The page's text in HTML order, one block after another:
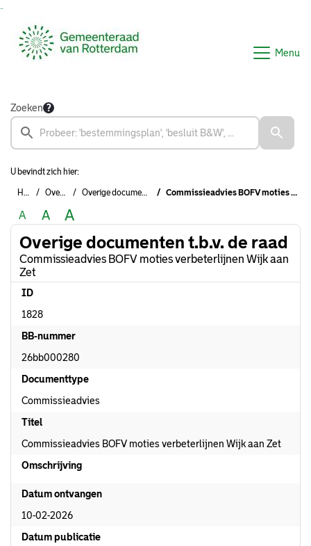
Menu
Zoeken
U bevindt zich hier:
Home Overzichten Overige documenten t.b.v. de raad Commissieadvies BOFV moties verbeterlijnen Wijk aan Zet
A A A
Overige documenten t.b.v. de raad
Commissieadvies BOFV moties verbeterlijnen Wijk aan
Zet
ID
1828
BB-nummer
26bb000280
Documenttype
Commissieadvies
Titel
Commissieadvies BOFV moties verbeterlijnen Wijk aan Zet
Omschrijving
Datum ontvangen
10-02-2026
Datum publicatie